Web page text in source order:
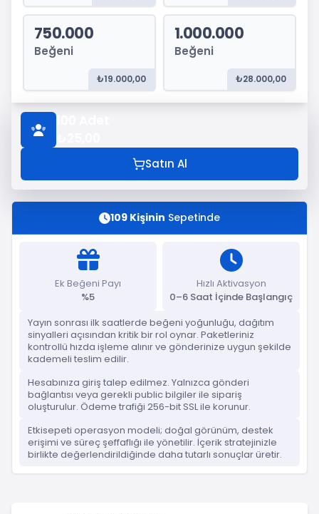
750.000
Beğeni
₺19.000,00
1.000.000
Beğeni
₺28.000,00
Satın Al
109 Kişinin Sepetinde
Ek Beğeni Payı
%5
Hızlı Aktivasyon
0–6 Saat İçinde Başlangıç
Yayın sonrası ilk saatlerde beğeni yoğunluğu, dağıtım
sinyalleri açısından kritik bir rol oynar. Paketleriniz
kontrollü hızda işleme alınır ve gönderinize uygun şekilde
kademeli teslim edilir.
Hesabınıza giriş talep edilmez. Yalnızca gönderi
bağlantısı veya gerekli public bilgiler ile sipariş
oluşturulur. Ödeme trafiği 256-bit SSL ile korunur.
Etkisepeti operasyon modeli; doğal görünüm, destek
erişimi ve süreç şeffaflığı ile yönetilir. İçerik stratejinizle
birlikte değerlendirildiğinde daha tutarlı sonuçlar üretir.